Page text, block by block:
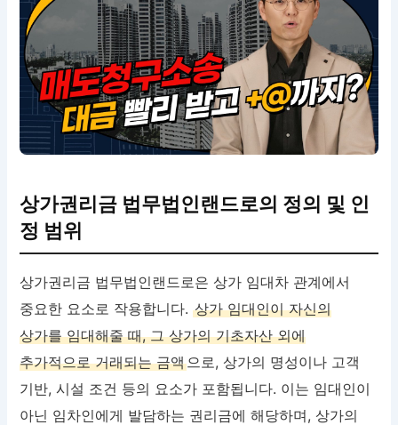
상가권리금 법무법인랜드로의 정의 및 인
정 범위
상가권리금 법무법인랜드로은 상가 임대차 관계에서
중요한 요소로 작용합니다.상가 임대인이 자신의
상가를 임대해줄 때, 그 상가의 기초자산 외에
추가적으로 거래되는 금액으로, 상가의 명성이나 고객
기반, 시설 조건 등의 요소가 포함됩니다. 이는 임대인이
아닌 임차인에게 발담하는 권리금에 해당하며, 상가의